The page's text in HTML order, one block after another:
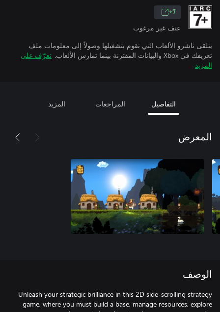
7+
عنف غير مرغوب
يتلقى ناشرو الألعاب التي تقوم بتشغيلها وصولاً إلى معلومات ملف
تعريفك في Xbox والبيانات المقترنة بينما تمارس الألعاب.
تعرّف على
المزيد
التفاصيل المراجعات المزيد
المعرض
الوصف
Unleash your strategic brilliance in this 2D side-scrolling strategy
game, where you must build a base, manage resources, explore